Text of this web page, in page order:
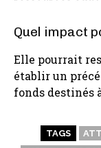
Quel impact
Elle pourrait
établir un
fonds destinés
TAGS